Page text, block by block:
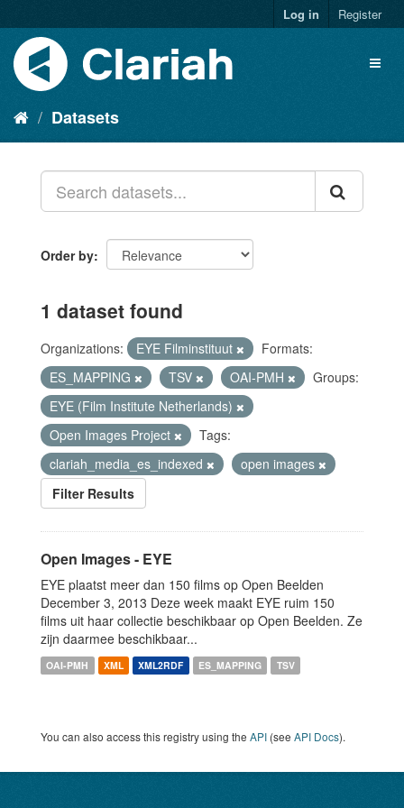
Log in Register
Datasets
Order by
1 dataset found
Organizations: EYE Filminstituut
Formats:
ES_MAPPING
TSV OAI-PMH
Groups:
EYE (Film Institute Netherlands)
Open Images Project
Tags:
clariah_media_es_indexed
open images
Filter Results
Open Images - EYE
EYE plaatst meer dan 150 films op Open Beelden
December 3, 2013 Deze week maakt EYE ruim 150
films uit haar collectie beschikbaar op Open Beelden. Ze
zijn daarmee beschikbaar...
OAI-PMH XML XML2RDF ES_MAPPING TSV
You can also access this registry using the API (see API Docs).